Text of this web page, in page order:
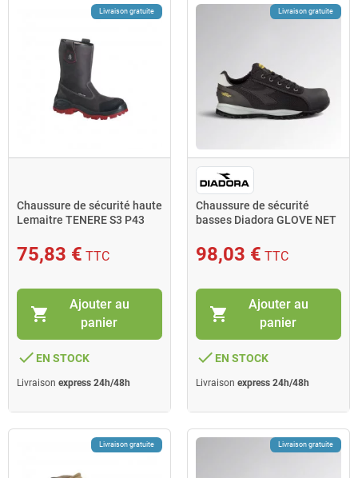
Livraison gratuite
Chaussure de sécurité haute
Lemaitre TENERE S3 P43
75,83 € TTC
shopping_cart
Ajouter au
panier
done EN STOCK
Livraison express 24h/48h
Livraison gratuite
Chaussure de sécurité
basses Diadora GLOVE NET
98,03 € TTC
shopping_cart
Ajouter au
panier
done EN STOCK
Livraison express 24h/48h
Livraison gratuite Livraison gratuite